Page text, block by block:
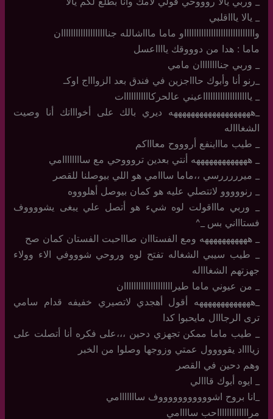
_ يالا ياااقلبي
واااااااااااااااااااااااااااااو ماما ماااشالله جنااااااااااااااااااان
ماما : هدا من دوووقك يااااعسل
_ وربي جناااااااان مامي
_رنو أنا وأبوك حاااجزين في فندق بعد الزواااج اوكـ
_ ياااااااااااااااااااعيني عالحركااااااااااات
_هههههههههههههههههههه ديري بالك على أخواااتك أنا وصيت
الشغاااله
_ طيب ماااينفع أروووح معاااكم
_ هههههههههههههه أنتي بعدين تروووحي مع ساااااااامي
_ ميرررررسي ،،ماما سااامي هو اللي بيوصلنا للقصر
_ رنووووو لاتتصلي عليه هو كمان بيوصل أهلوووه
_ وربي ماااقولت لوه شيء هو أتصل علي يبغى يشووووف
فستاااني بس _^
_ هههههههههههه ومع الفستااان صاااحبت الفستان كمان صح
_ طيب سيبي الشغاله تفتح لوه وروحي شوووفي الاء وولاء
جهزتهم الشغاااله
_ من عيوني ماما طيراااااااااااااااااااان
_هههههههههههههه أقول أهجدي لاتصيري خفيفه قدام سامي
ترى الرجااال مايحبوا كدا
_ طيب ماما ممكن تجهزي دحين ،،،على فكره أنا أتصلت على
زيااااد يقوووول عمتي وزوجها وصلوا من الخبر
وهم دحين في القصر
_ ايوه أبوك قااالي
_انا بروح اشوووووووووووف سااااااامي
مراااااااااااااحب ساااامي